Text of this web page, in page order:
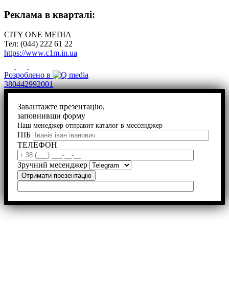
Реклама в кварталі:
CITY ONE MEDIA
Тел: (044) 222 61 22
https://www.c1m.in.ua
Розроблено в
380442992001
Завантажте презентацію,
заповнивши форму
Наш менеджер отправит каталог в мессенджер
ПІБ
ТЕЛЕФОН
Зручний месенджер